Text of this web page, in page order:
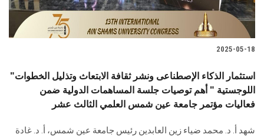
2025-05-18
"استثمار الذكاء الإصطناعى ونشر ثقافة الابتعاث وتذليل الخطوات
اللوجستية " أهم توصيات جلسة المساهمات الدولية ضمن
فعاليات مؤتمر جامعة عين شمس العلمي الثالث عشر
شهد أ. د. محمد ضياء زين العابدين رئيس جامعة عين شمس، أ. د. غادة